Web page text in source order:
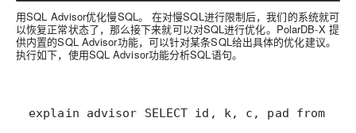
用SQL Advisor优化慢SQL。 在对慢SQL进行限制后，我们的系统就可
以恢复正常状态了，那么接下来就可以对SQL进行优化。PolarDB-X 提
供内置的SQL Advisor功能，可以针对某条SQL给出具体的优化建议。
执行如下，使用SQL Advisor功能分析SQL语句。
explain advisor SELECT id, k, c, pad from